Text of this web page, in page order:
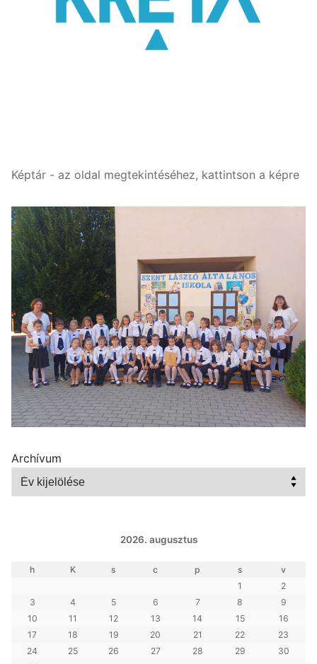
Képtár - az oldal megtekintéséhez, kattintson a képre
Archívum
2026. augusztus
h K s c p s
v
1
2
3
4 5 6 7 8
9
10
11 12 13 14 15
16
17
18 19 20 21 22
23
24
25 26 27 28 29
30